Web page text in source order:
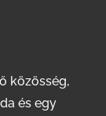
közösség,
és egy